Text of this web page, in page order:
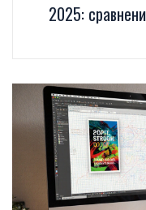
2025: